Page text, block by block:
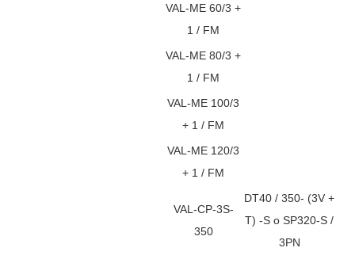
VAL-ME 60/3 +
1 / FM
VAL-ME 80/3 +
1 / FM
VAL-ME 100/3
+ 1 / FM
VAL-ME 120/3
+ 1 / FM
VAL-CP-3S-
350
DT40 / 350- (3V +
T) -S o SP320-S /
3PN